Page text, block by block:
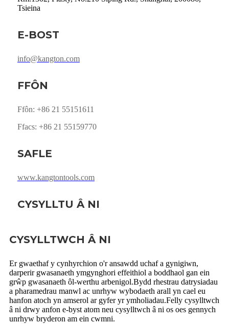
Tsieina
E-BOST
info@kangton.com
FFÔN
Ffôn: +86 21 55151611
Ffacs: +86 21 55159770
SAFLE
www.kangtontools.com
CYSYLLTU Â NI
CYSYLLTWCH Â NI
Er gwaethaf y cynhyrchion o'r ansawdd uchaf a gynigiwn,
darperir gwasanaeth ymgynghori effeithiol a boddhaol gan ein
grŵp gwasanaeth ôl-werthu arbenigol.Bydd rhestrau datrysiadau
a pharamedrau manwl ac unrhyw wybodaeth arall yn cael eu
hanfon atoch yn amserol ar gyfer yr ymholiadau.Felly cysylltwch
â ni drwy anfon e-byst atom neu cysylltwch â ni os oes gennych
unrhyw bryderon am ein cwmni.